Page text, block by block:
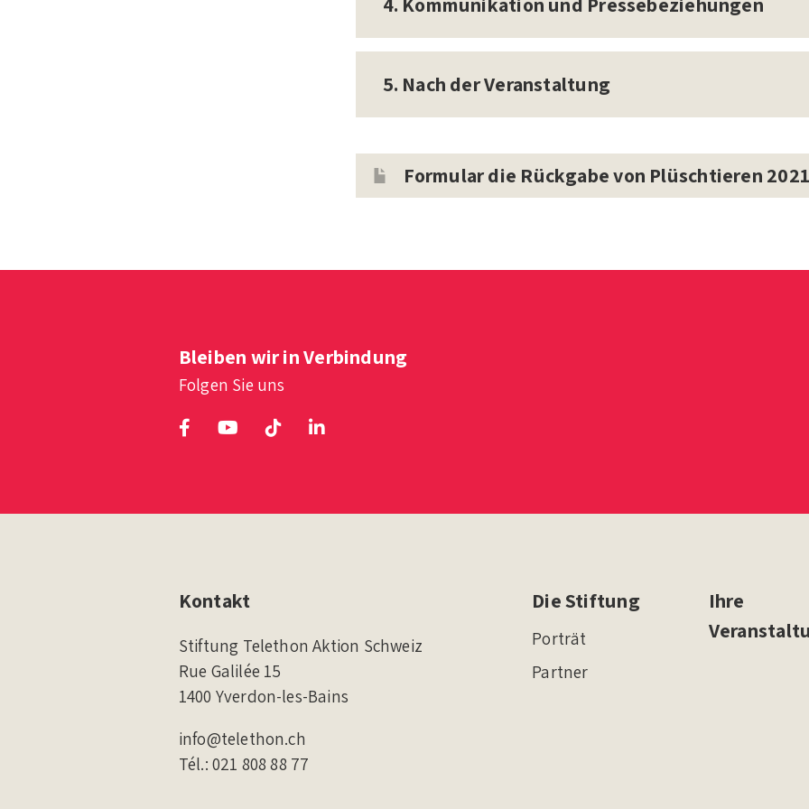
5. Nach der Veranstaltung
Formular die Rückgabe von Plüschtieren 2021
Bleiben wir in Verbindung
Folgen Sie uns
Kontakt
Stiftung Telethon Aktion Schweiz
Rue Galilée 15
1400 Yverdon-les-Bains
info@telethon.ch
Tél.: 021 808 88 77
Die Stiftung
Porträt
Partner
Ihre